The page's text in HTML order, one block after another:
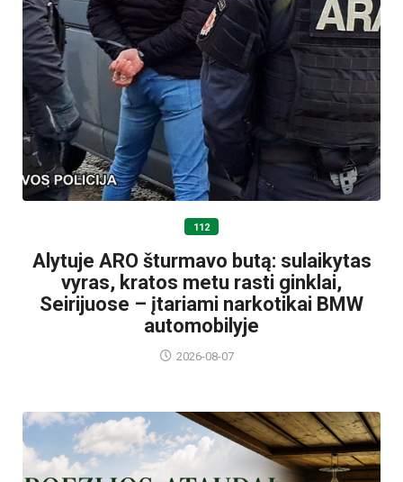
112
Alytuje ARO šturmavo butą: sulaikytas
vyras, kratos metu rasti ginklai,
Seirijuose – įtariami narkotikai BMW
automobilyje
2026-08-07